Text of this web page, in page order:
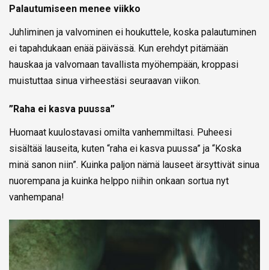
Palautumiseen menee viikko
Juhliminen ja valvominen ei houkuttele, koska palautuminen
ei tapahdukaan enää päivässä. Kun erehdyt pitämään
hauskaa ja valvomaan tavallista myöhempään, kroppasi
muistuttaa sinua virheestäsi seuraavan viikon.
”Raha ei kasva puussa”
Huomaat kuulostavasi omilta vanhemmiltasi. Puheesi
sisältää lauseita, kuten “raha ei kasva puussa” ja “Koska
minä sanon niin”. Kuinka paljon nämä lauseet ärsyttivät sinua
nuorempana ja kuinka helppo niihin onkaan sortua nyt
vanhempana!